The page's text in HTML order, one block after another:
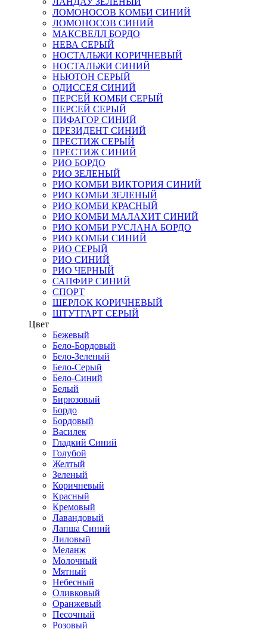
ЛОМОНОСОВ КОМБИ СИНИЙ
ЛОМОНОСОВ СИНИЙ
МАКСВЕЛЛ БОРДО
НЕВА СЕРЫЙ
НОСТАЛЬЖИ КОРИЧНЕВЫЙ
НОСТАЛЬЖИ СИНИЙ
НЬЮТОН СЕРЫЙ
ОДИССЕЯ СИНИЙ
ПЕРСЕЙ КОМБИ СЕРЫЙ
ПЕРСЕЙ СЕРЫЙ
ПИФАГОР СИНИЙ
ПРЕЗИДЕНТ СИНИЙ
ПРЕСТИЖ СЕРЫЙ
ПРЕСТИЖ СИНИЙ
РИО БОРДО
РИО ЗЕЛЕНЫЙ
РИО КОМБИ ВИКТОРИЯ СИНИЙ
РИО КОМБИ ЗЕЛЕНЫЙ
РИО КОМБИ КРАСНЫЙ
РИО КОМБИ МАЛАХИТ СИНИЙ
РИО КОМБИ РУСЛАНА БОРДО
РИО КОМБИ СИНИЙ
РИО СЕРЫЙ
РИО СИНИЙ
РИО ЧЕРНЫЙ
САПФИР СИНИЙ
СПОРТ
ШЕРЛОК КОРИЧНЕВЫЙ
ШТУТГАРТ СЕРЫЙ
Цвет
Бежевый
Бело-Бордовый
Бело-Зеленый
Бело-Серый
Бело-Синий
Белый
Бирюзовый
Бордо
Бордовый
Василек
Гладкий Синий
Голубой
Желтый
Зеленый
Коричневый
Красный
Кремовый
Лавандовый
Лапша Синий
Лиловый
Меланж
Молочный
Мятный
Небесный
Оливковый
Оранжевый
Песочный
Розовый